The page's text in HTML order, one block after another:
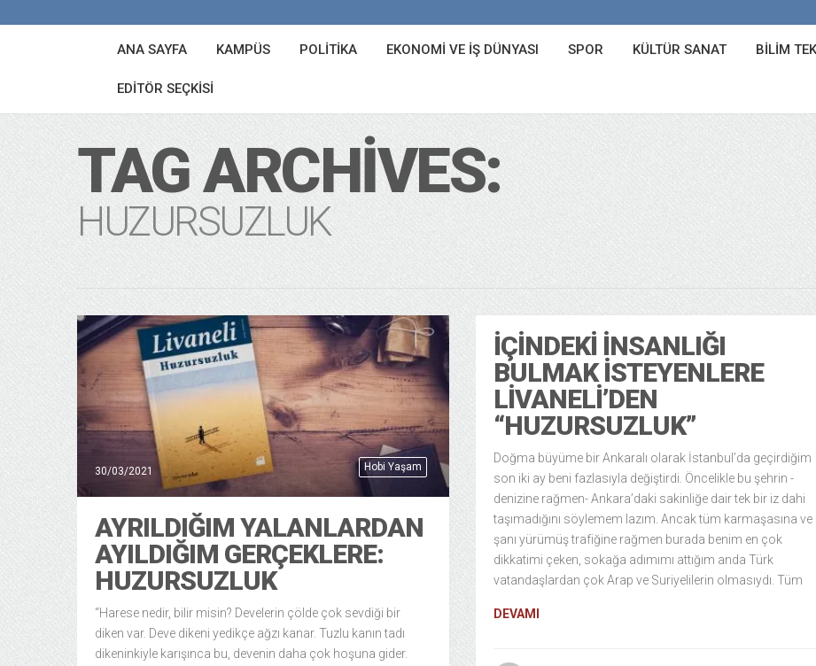
ANA SAYFA KAMPÜS POLITIKA EKONOMI VE İŞ DÜNYASI SPOR KÜLTÜR SANAT BILIM
EDITÖR SEÇKISI
TAG ARCHIVES:
HUZURSUZLUK
Hobi Yaşam
30/03/2021
AYRILDIĞIM YALANLARDAN
AYILDIĞIM GERÇEKLERE:
HUZURSUZLUK
“Harese nedir, bilir misin? Develerin çölde çok sevdiği bir
diken var. Deve dikeni yedikçe ağzı kanar. Tuzlu kanın tadı
dikeninkiyle karışınca bu, devenin daha çok hoşuna gider.
İÇINDEKI İNSANLIĞI
BULMAK İSTEYENLERE
LIVANELI’DEN
“HUZURSUZLUK”
Doğma büyüme bir Ankaralı olarak İstanbul’da geçirdiğim
son iki ay beni fazlasıyla değiştirdi. Öncelikle bu şehrin -
denizine rağmen- Ankara’daki sakinliğe dair tek bir iz dahi
taşımadığını söylemem lazım. Ancak tüm karmaşasına ve
şanı yürümüş trafiğine rağmen burada benim en çok
dikkatimi çeken, sokağa adımımı attığım anda Türk
vatandaşlardan çok Arap ve Suriyelilerin olmasıydı. Tüm
DEVAMI